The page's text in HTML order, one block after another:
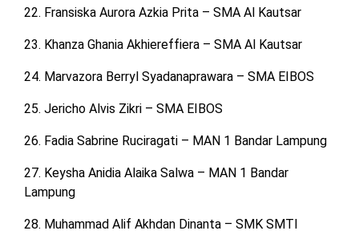
22. Fransiska Aurora Azkia Prita – SMA Al Kautsar
23. Khanza Ghania Akhiereffiera – SMA Al Kautsar
24. Marvazora Berryl Syadanaprawara – SMA EIBOS
25. Jericho Alvis Zikri – SMA EIBOS
26. Fadia Sabrine Ruciragati – MAN 1 Bandar Lampung
27. Keysha Anidia Alaika Salwa – MAN 1 Bandar
Lampung
28. Muhammad Alif Akhdan Dinanta – SMK SMTI